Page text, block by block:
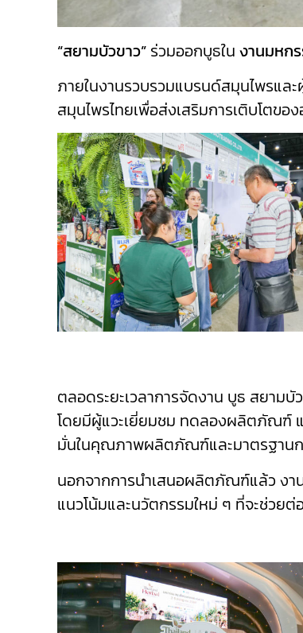
“สยามบัวขาว” ร่วมออกบูธใน งานมหก
ภายในงานรวบรวมแบรนด์สมุนไพรแ
สมุนไพรไทยเพื่อส่งเสริมการเติบโตข
ตลอดระยะเวลาการจัดงาน บูธ สยาม
โดยมีผู้แวะเยี่ยมชม ทดลองผลิตภัณฑ์
มั่นในคุณภาพผลิตภัณฑ์และมาตรฐาน
นอกจากการนำเสนอผลิตภัณฑ์แล้ว งา
แนวโน้มและนวัตกรรมใหม่ ๆ ที่จะช่ว